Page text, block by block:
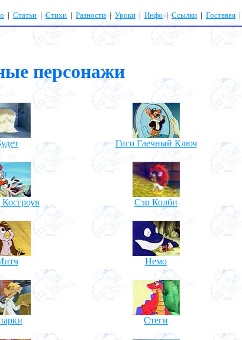
| Статьи|Стихи | Разности|Уроки | Инфо|Ссылки | Гостевая |
персонажи
Гиго Гаечный Ключ
Сэр Колби
Немо
Стеги